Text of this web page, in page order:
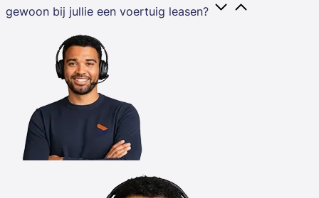
gewoon bij jullie een voertuig leasen?